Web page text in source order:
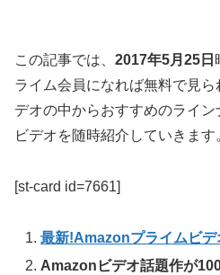
この記事では、 2017年5月25日
ライム会員になれば無料で見
デオの中からおすすめのライ
ビデオを随時紹介していきます
[st-card id=7661]
最新!Amazonプライムビデ
Amazonビデオ話題作が